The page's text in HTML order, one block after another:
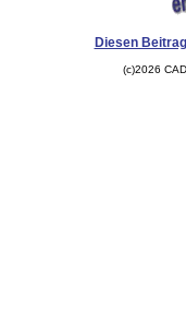
Diesen
(c)2026